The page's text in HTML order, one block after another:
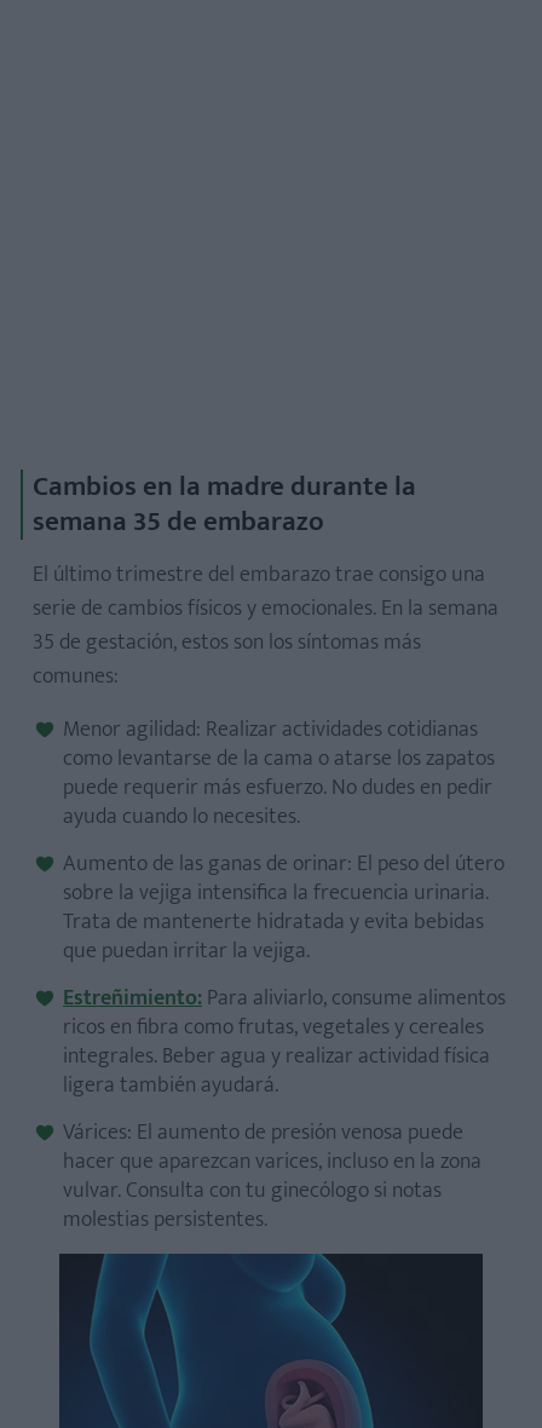
Cambios en la madre durante la
semana 35 de embarazo
El último trimestre del embarazo trae consigo una
serie de cambios físicos y emocionales. En la semana
35 de gestación, estos son los síntomas más
comunes:
Menor agilidad: Realizar actividades cotidianas
como levantarse de la cama o atarse los zapatos
puede requerir más esfuerzo. No dudes en pedir
ayuda cuando lo necesites.
Aumento de las ganas de orinar: El peso del útero
sobre la vejiga intensifica la frecuencia urinaria.
Trata de mantenerte hidratada y evita bebidas
que puedan irritar la vejiga.
Estreñimiento:Para aliviarlo, consume alimentos
ricos en fibra como frutas, vegetales y cereales
integrales. Beber agua y realizar actividad física
ligera también ayudará.
Várices: El aumento de presión venosa puede
hacer que aparezcan varices, incluso en la zona
vulvar. Consulta con tu ginecólogo si notas
molestias persistentes.